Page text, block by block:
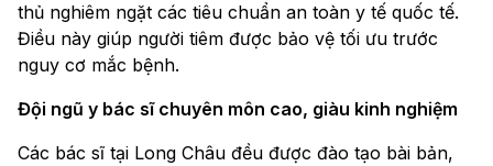
thủ nghiêm ngặt các tiêu chuẩn an toàn y tế quốc tế.
Điều này giúp người tiêm được bảo vệ tối ưu trước
nguy cơ mắc bệnh.
Đội ngũ y bác sĩ chuyên môn cao, giàu kinh nghiệm
Các bác sĩ tại Long Châu đều được đào tạo bài bản,